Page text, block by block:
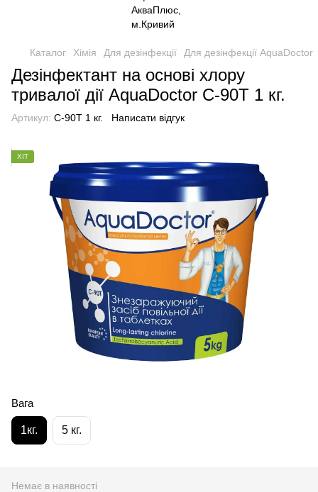
Каталог Хімія Для дезінфекції Для дезінфекції AquaDoctor
Дезінфектант на основі хлору
тривалої дії AquaDoctor C-90T 1 кг.
Артикул: C-90T 1 кг. Написати відгук
ХІТ
Вага
1кг. 5 кг.
Немає в наявності